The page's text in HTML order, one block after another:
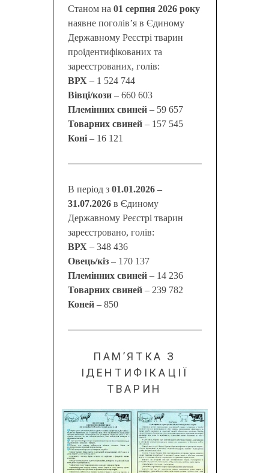
Станом на 01 серпня 2026 року
наявне поголів’я в Єдиному
Державному Реєстрі тварин
проідентифікованих та
зареєстрованих, голів:
ВРХ – 1 524 744
Вівці/кози– 660 603
Племінних свиней– 59 657
Товарних свиней – 157 545
Коні– 16 121
В період з01.01.2026 –
31.07.2026 в Єдиному
Державному Реєстрі тварин
зареєстровано, голів:
ВРХ – 348 436
Овець/кіз– 170 137
Племінних свиней– 14 236
Товарних свиней– 239 782
Коней– 850
ПАМ’ЯТКА З
ІДЕНТИФІКАЦІЇ
ТВАРИН